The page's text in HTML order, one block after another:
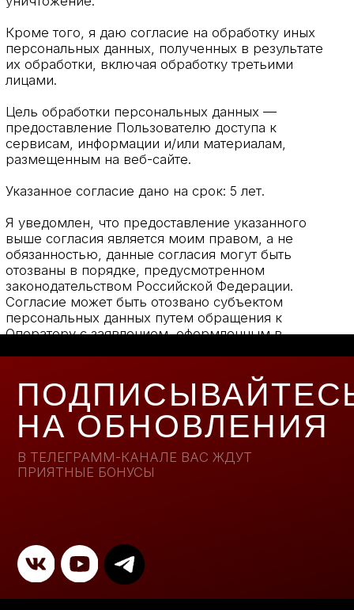
Указанное согласие дано на срок: 5 лет.
Я уведомлен, что предоставление указанного
выше согласия является моим правом, а не
обязанностью, данные согласия могут быть
отозваны в порядке, предусмотренном
законодательством Российской Федерации.
Согласие может быть отозвано субъектом
Оператору с заявлением, оформленным в
письменной форме.
В ТЕЛЕГРАММ-КАНАЛЕ ВАС ЖДУТ
ПОДПИСЫВАЙТЕСЬ
НА ОБНОВЛЕНИЯ
© 2024 Ninagawa Orchestra. Все права защищены
О нас Афиша
Фото/
+7 (977) 8477160+7 (988) 5639955
ninagawaorchestra@gmail.com
Согласие на обработку персональных
данных
Политика обработки персональных
данных